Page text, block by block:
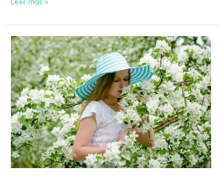
Cuidado
de
la
piel
en
primavera:
cómo
prepararse
para
el
sol